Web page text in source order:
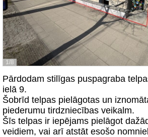
1/8
Pārdodam stilīgas puspagraba
ielā 9.
Šobrīd telpas pielāgotas un
piederumu tirdzniecības veikalm.
Šīs telpas ir iepējams pielāgot
veidiem, vai arī atstāt esošo